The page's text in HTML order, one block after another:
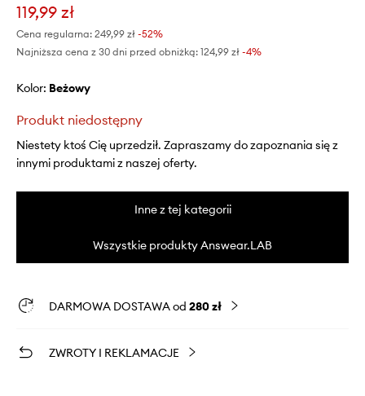
119,99 zł
Cena regularna: 249,99 zł -52%
Najniższa cena z 30 dni przed obniżką: 124,99 zł -4%
Kolor: beżowy
Produkt niedostępny
Niestety ktoś Cię uprzedził. Zapraszamy do zapoznania się z
innymi produktami z naszej oferty.
Inne z tej kategorii
Wszystkie produkty Answear.LAB
DARMOWA DOSTAWA od 280 zł
ZWROTY I REKLAMACJE